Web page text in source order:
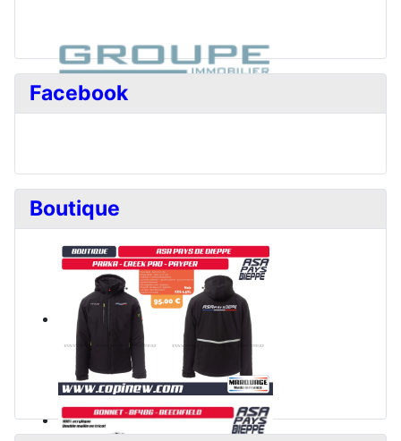
Facebook
Boutique